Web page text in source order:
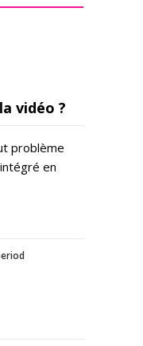
vidéo ?
problème
en